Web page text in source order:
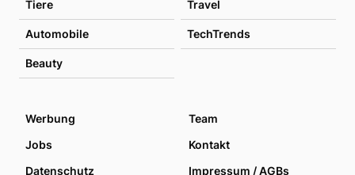
Tiere Travel
Automobile TechTrends
Beauty
Werbung
Team
Jobs
Kontakt
Datenschutz
Impressum / AGBs